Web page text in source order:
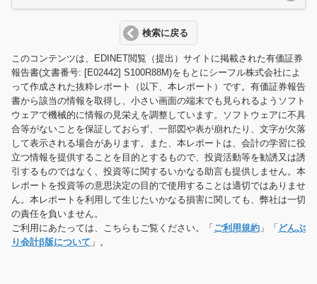
検索に戻る
このコンテンツは、EDINET閲覧（提出）サイトに掲載された有価証券
報告書(文書番号: [E02442] S100R88M)をもとにシーフル株式会社によ
って作成された抜粋レポート（以下、本レポート）です。有価証券報告
書から該当の情報を取得し、小さい画面の端末でも見られるようソフト
ウェアで機械的に情報の見栄えを調整しています。ソフトウェアに不具
合等がないことを保証しておらず、一部図や表が崩れたり、文字が欠落
して表示される場合があります。また、本レポートは、会計の学習に役
立つ情報を提供することを目的とするもので、投資活動等を勧誘又は誘
引するものではなく、投資等に関するいかなる助言も提供しません。本
レポートを投資等の意思決定の目的で使用することは適切ではありませ
ん。本レポートを利用して生じたいかなる損害に関しても、弊社は一切
の責任を負いません。
ご利用にあたっては、こちらもご覧ください。「 ご利用規約 」「 どんぶ
り会計β版について 」。